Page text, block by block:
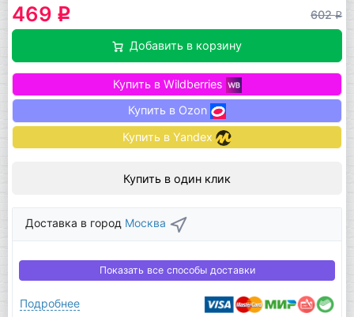
469 q 602q
Добавить в корзину
Купить в Wildberries
Купить в Ozon
Купить в Yandex
Купить в один клик
Доставка в город Москва
Показать все способы доставки
Подробнее